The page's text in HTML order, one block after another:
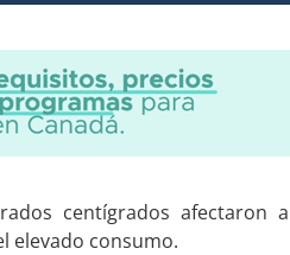
centígrados afectaron
elevado consumo.